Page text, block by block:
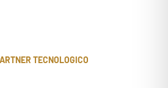
TECNOLOGICO